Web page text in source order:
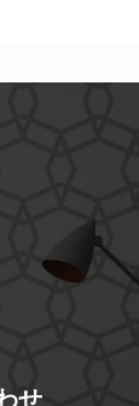
せ